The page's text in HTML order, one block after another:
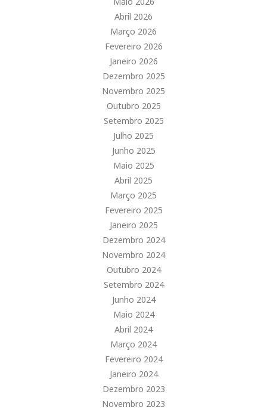
Abril 2026
Março 2026
Fevereiro 2026
Janeiro 2026
Dezembro 2025
Novembro 2025
Outubro 2025
Setembro 2025
Julho 2025
Junho 2025
Maio 2025
Abril 2025
Março 2025
Fevereiro 2025
Janeiro 2025
Dezembro 2024
Novembro 2024
Outubro 2024
Setembro 2024
Junho 2024
Maio 2024
Abril 2024
Março 2024
Fevereiro 2024
Janeiro 2024
Dezembro 2023
Novembro 2023